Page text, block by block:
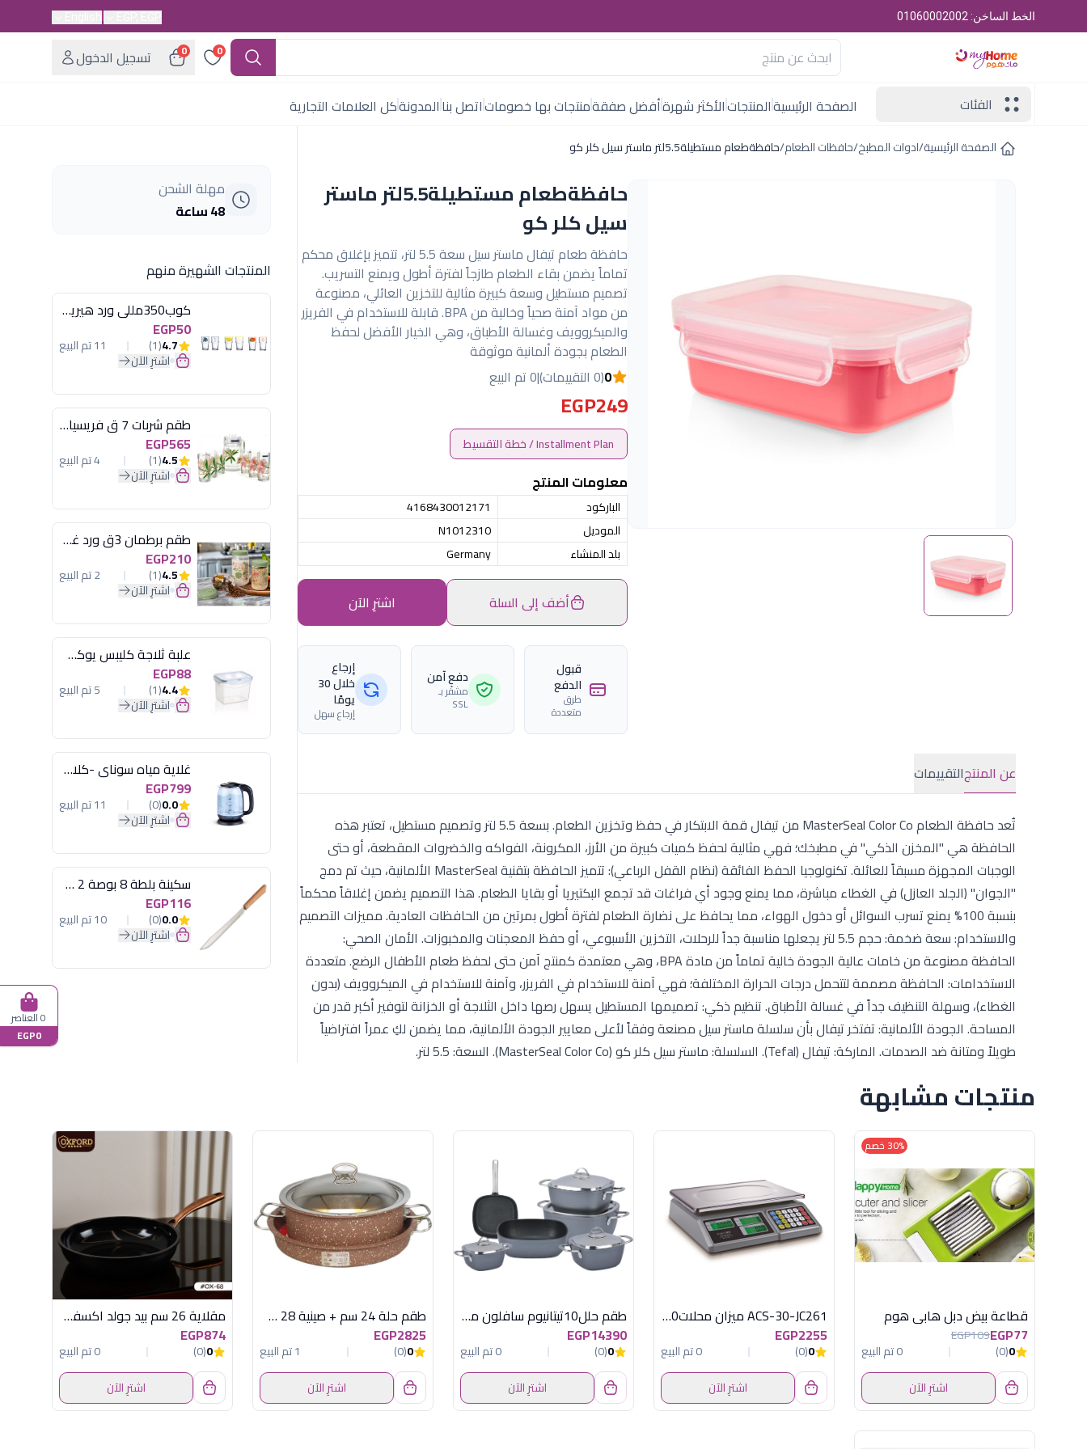
الخط الساخن: 01060002002
0
0
تسجيل الدخول
الفئات
الصفحة الرئيسيةالمنتجاتالأكثر شهرةأفضل صفقةمنتجات بها خصوماتاتصل بناالمدونةكل العلامات التجارية
الصفحة الرئيسية/ادوات المطبخ/حافظات الطعام/حافظةطعام مستطيلة5.5لتر ماستر سيل كلر كو
حافظةطعام مستطيلة5.5لتر ماستر
سيل كلر كو
حافظة طعام تيفال ماستر سيل سعة 5.5 لتر، تتميز بإغلاق محكم
تماماً يضمن بقاء الطعام طازجاً لفترة أطول ويمنع التسريب.
تصميم مستطيل وسعة كبيرة مثالية للتخزين العائلي، مصنوعة
من مواد آمنة صحياً وخالية من BPA. قابلة للاستخدام في الفريزر
والميكروويف وغسالة الأطباق، وهي الخيار الأفضل لحفظ
الطعام بجودة ألمانية موثوقة
0(0 التقييمات) |0 تم البيع
EGP249
Installment Plan / خطة التقسيط
معلومات المنتج
الباركود
4168430012171
الموديل
N1012310
بلد المنشاء
Germany
أضف إلى السلة اشترِ الآن
قبول
الدفع
طرق
متعددة
دفع آمن
مشفّر بـ
SSL
إرجاع
خلال 30
يومًا
إرجاع سهل
عن المنتجالتقييمات
تُعد حافظة الطعام MasterSeal Color Co من تيفال قمة الابتكار في حفظ وتخزين الطعام. بسعة 5.5 لتر وتصميم مستطيل، تعتبر هذه
الحافظة هي "المخزن الذكي" في مطبخك؛ فهي مثالية لحفظ كميات كبيرة من الأرز، المكرونة، الفواكه والخضروات المقطعة، أو حتى
الوجبات المجهزة مسبقاً للعائلة. تكنولوجيا الحفظ الفائقة (نظام القفل الرباعي): تتميز الحافظة بتقنية MasterSeal الألمانية، حيث تم دمج
"الجوان" (الجلد العازل) في الغطاء مباشرة، مما يمنع وجود أي فراغات قد تجمع البكتيريا أو بقايا الطعام. هذا التصميم يضمن إغلاقاً محكماً
بنسبة 100% يمنع تسرب السوائل أو دخول الهواء، مما يحافظ على نضارة الطعام لفترة أطول بمرتين من الحافظات العادية. مميزات التصميم
والاستخدام: سعة ضخمة: حجم 5.5 لتر يجعلها مناسبة جداً للرحلات، التخزين الأسبوعي، أو حفظ المعجنات والمخبوزات. الأمان الصحي:
الحافظة مصنوعة من خامات عالية الجودة خالية تماماً من مادة BPA، وهي معتمدة كمنتج آمن حتى لحفظ طعام الأطفال الرضع. متعددة
الاستخدامات: الحافظة مصممة لتتحمل درجات الحرارة المختلفة؛ فهي آمنة للاستخدام في الفريزر، وآمنة للاستخدام في الميكروويف (بدون
الغطاء)، وسهلة التنظيف جداً في غسالة الأطباق. تنظيم ذكي: تصميمها المستطيل يسهل رصها داخل الثلاجة أو الخزانة لتوفير أكبر قدر من
المساحة. الجودة الألمانية: تفتخر تيفال بأن سلسلة ماستر سيل مصنعة وفقاً لأعلى معايير الجودة الألمانية، مما يضمن لكِ عمراً افتراضياً
طويلاً ومتانة ضد الصدمات. الماركة: تيفال (Tefal). السلسلة: ماستر سيل كلر كو (MasterSeal Color Co). السعة: 5.5 لتر.
مهلة الشحن
48 ساعة
المنتجات الشهيرة منهم
كوب350مللى ورد هيريفين
EGP50
4.7
(1) 11 تم البيع
اشترِ الآن
طقم شربات 7 ق فريسيا لومينارك
EGP565
4.5
(1) 4 تم البيع
اشترِ الآن
طقم برطمان 3ق ورد غطاء مينت جرين هيريفين
EGP210
4.5
(1) 2 تم البيع
اشترِ الآن
علبة ثلاجة كليبس يوكسان
EGP88
4.4
(1) 5 تم البيع
اشترِ الآن
غلاية مياه سوناي -كلاسيك 2200 وات، 1.7 لتر زجاج اضائة ليد - MAR-3752
EGP799
0.0
(0) 11 تم البيع
اشترِ الآن
سكينة بلطة 8 بوصة 2 مسمار
EGP116
0.0
(0) 10 تم البيع
اشترِ الآن
منتجات مشابهة
30% خصم
قطاعة بيض دبل هابى هوم
EGP77
EGP109
0
(0)
0 تم البيع
اشترِ الآن
ACS-30-JC261 ميزان محلات30 كيلو ديجيتال
EGP2255
0
(0)
0 تم البيع
اشترِ الآن
طقم حلل10تيتانيوم سافلون مربع رمادى ستيل
EGP14390
0
(0)
0 تم البيع
اشترِ الآن
طقم حلة 24 سم + صينية 28 سافلون شوكلت
EGP2825
0
(0)
1 تم البيع
اشترِ الآن
مقلاية 26 سم بيد جولد اكسفورد OX68
EGP874
0
(0)
0 تم البيع
اشترِ الآن
0 العناصر
EGP0